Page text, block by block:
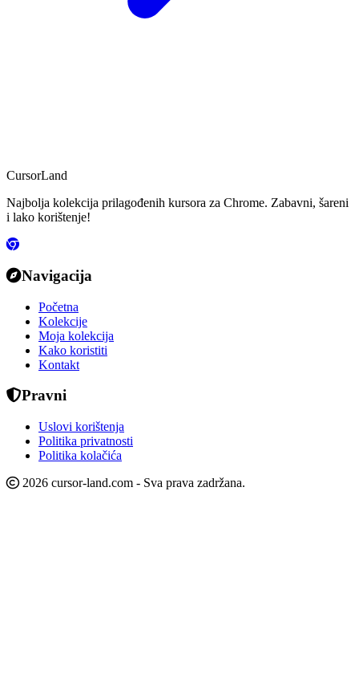
CursorLand
Najbolja kolekcija prilagođenih kursora za Chrome. Zabavni, šareni
i lako korištenje!
Navigacija
Početna
Kolekcije
Moja kolekcija
Kako koristiti
Kontakt
Pravni
Uslovi korištenja
Politika privatnosti
Politika kolačića
2026 cursor-land.com - Sva prava zadržana.